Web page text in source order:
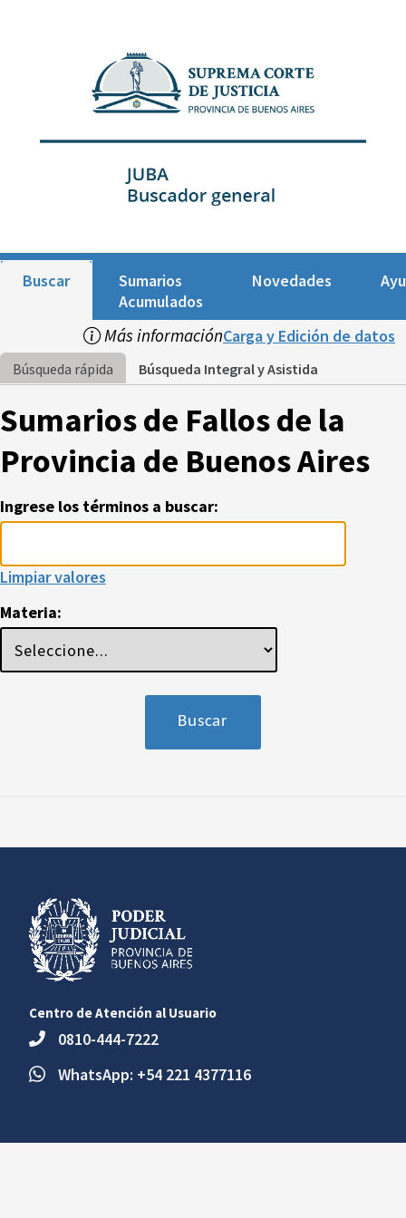
Buscar
Sumarios
Acumulados
Novedades
Más informaciónCarga y Edición de datos
Búsqueda rápida Búsqueda Integral y Asistida
Sumarios de Fallos de la
Provincia de Buenos Aires
Ingrese los términos a buscar:
Limpiar valores
Materia:
Centro de Atención al Usuario
0810-444-7222
WhatsApp: +54 221 4377116